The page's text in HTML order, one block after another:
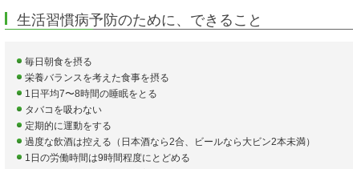
生活習慣病予防のために、できること
毎日朝食を摂る
栄養バランスを考えた食事を摂る
1日平均7〜8時間の睡眠をとる
タバコを吸わない
定期的に運動をする
過度な飲酒は控える（日本酒なら2合、ビールなら大ビン2本未満）
1日の労働時間は9時間程度にとどめる